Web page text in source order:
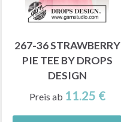
267-36 STRAWBERRY
PIE TEE BY DROPS
DESIGN
Preis ab 11.25 €